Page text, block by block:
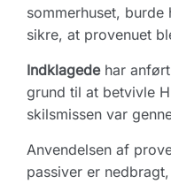
sommerhuset,
sikre, at provenuet
Indklagedehar
grund til at betvivle
skilsmissen var
Anvendelsen af
passiver er